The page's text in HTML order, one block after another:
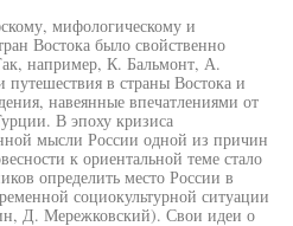
мифологическому и
Востока было свойственно
например, К. Бальмонт, А.
в страны Востока и
навеянные впечатлениями от
В эпоху кризиса
мысли России одной из причин
к ориентальной теме стало
определить место России в
социокультурной ситуации
Д. Мережковский). Свои идеи о